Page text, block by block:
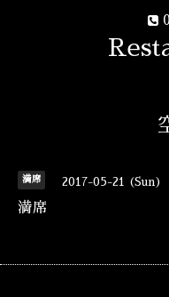
満席 2017-05-21 (Sun)
満席